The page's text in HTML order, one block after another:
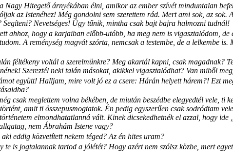
Hitegető árnyékában élni, amikor az ember szívét minduntalan
az Istenéhez! Még gondolni sem szerettem rád. Mert ami sok, az sok.
Nevetséges! Úgy tűnik, mintha csak bajt bajra halmozni tudnál!
ahhoz, hogy a karjaiban előbb-utóbb, ha meg nem is vigasztalódom,
A reménység magvát szórta, nemcsak a testembe, de a lelkembe is.
féltékeny voltál a szerelmünkre? Meg akartál kapni, csak magadnak?
Szereztél neki talán másokat, akikkel vigasztalódhat? Van miből
együtt! Halljam, mire volt jó ez a csere: Hárán helyett hárem?! Ezt
csak meglettem volna békében, de miután beszédbe elegyedtél vele,
amit ti összepusmogtatok. Én pedig egyszerűen csak sodródtam
elmondhatatlanná vált. Kinek dicsekedhetnék el azzal, hogy ide
nem Ábrahám Istene vagy?
eddig közvetített nekem téged? Az én hites uram?
is jogtalannak tartod a jólétét? Hogy azért nem szólsz közbe, mert